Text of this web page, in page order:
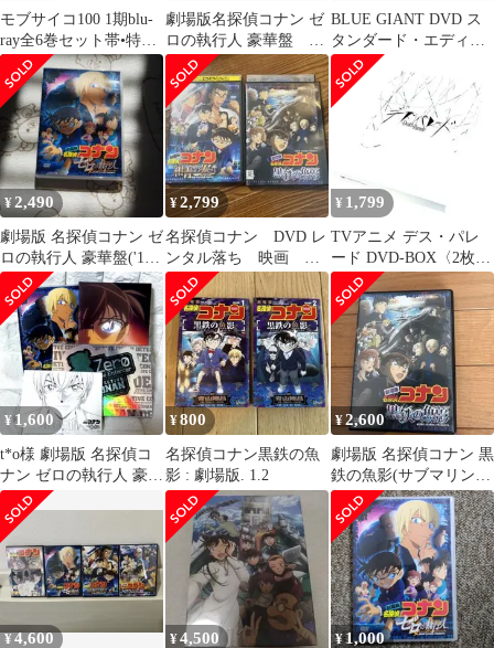
モブサイコ100 1期blu-
ray全6巻セット帯•特典
あり【初回仕様版】
劇場版名探偵コナン ゼ
ロの執行人 豪華盤 安
室透
BLUE GIANT DVD ス
タンダード・エディシ
ョン
¥2,490
劇場版 名探偵コナン ゼ
ロの執行人 豪華盤('18
小学館/読売テレビ/日本
テレ…
¥2,799
名探偵コナン DVD レ
ンタル落ち 映画 劇
場版 怪盗キッド ア
ニメ CD
¥ 1,799
TVアニメ デス・パレ
ード DVD-BOX〈2枚
組〉
¥1,600
t*o様 劇場版 名探偵コ
ナン ゼロの執行人 豪華
盤('18小学館/読売テレ
ビ/
¥800
名探偵コナン黒鉄の魚
影 : 劇場版. 1.2
¥2,600
劇場版 名探偵コナン 黒
鉄の魚影(サブマリン)
('23小学館
¥4,600 ¥4,500 ¥1,000